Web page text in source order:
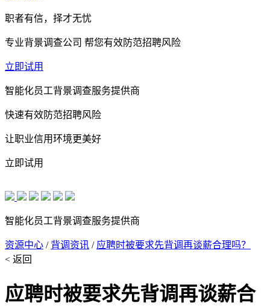
职者有信，择才无忧
专业背景调查公司 帮您有效防范招聘风险
立即试用
智能化员工背景调查服务提供商
快速有效防范招聘风险
让职业信用环境更美好
立即试用
智能化员工背景调查服务提供商
资源中心 / 背调资讯 / 应聘时被要求先背调再谈薪合理吗？
< 返回
应聘时被要求先背调再谈薪合